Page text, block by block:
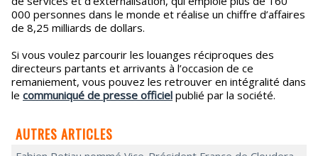
000 personnes dans le monde et réalise un chiffre d’affaires
de 8,25 milliards de dollars.
Si vous voulez parcourir les louanges réciproques des
directeurs partants et arrivants à l’occasion de ce
remaniement, vous pouvez les retrouver en intégralité dans
le communiqué de presse officiel publié par la société.
AUTRES ARTICLES